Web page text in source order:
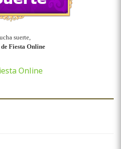
suerte,
Fiesta Online
Online